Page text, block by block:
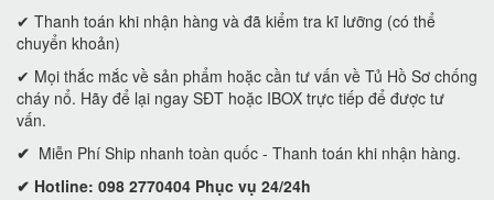
✔ Thanh toán khi nhận hàng và đã kiểm tra kĩ lưỡng (có thể
chuyển khoản)
✔ Mọi thắc mắc về sản phẩm hoặc cần tư vấn về Tủ Hồ Sơ chống
cháy nổ. Hãy để lại ngay SĐT hoặc IBOX trực tiếp để được tư
vấn.
✔ Miễn Phí Ship nhanh toàn quốc - Thanh toán khi nhận hàng.
✔ Hotline: 098 2770404 Phục vụ 24/24h